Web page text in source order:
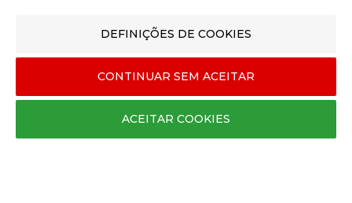
DEFINIÇÕES DE COOKIES
CONTINUAR SEM ACEITAR
ACEITAR COOKIES